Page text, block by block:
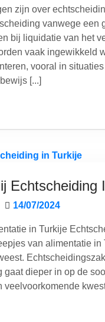
zijn over
vanwege een
bij liquidatie van het
vaak ingewikkeld
vooral in
[...]
Echtscheiding
14/07/2024
in Turkije
van alimentatie
gaat dieper in op de
veelvoorkomende